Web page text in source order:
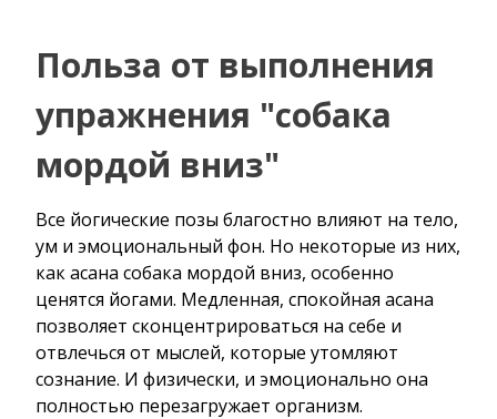
Польза от выполнения
упражнения "собака
мордой вниз"
Все йогические позы благостно влияют на тело,
ум и эмоциональный фон. Но некоторые из них,
как асана собака мордой вниз, особенно
ценятся йогами. Медленная, спокойная асана
позволяет сконцентрироваться на себе и
отвлечься от мыслей, которые утомляют
сознание. И физически, и эмоционально она
полностью перезагружает организм.